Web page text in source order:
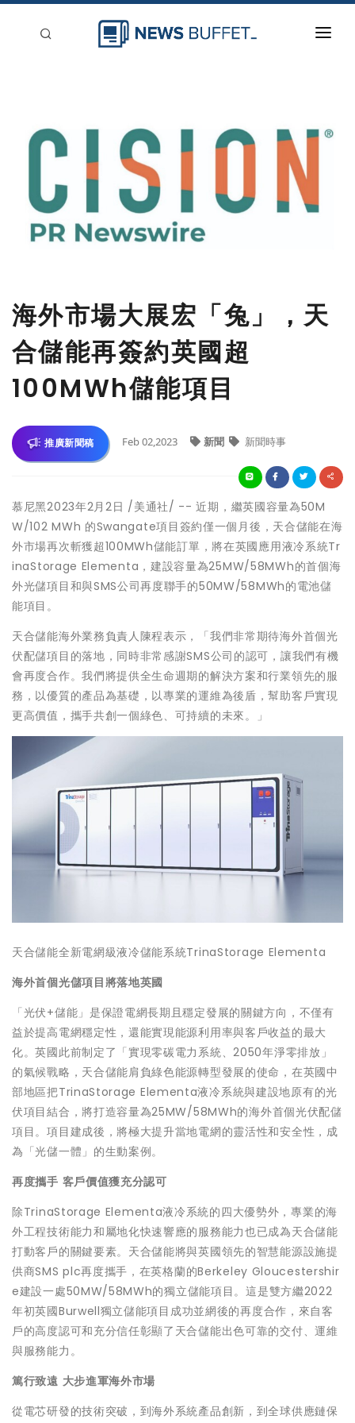
登入
海外市場大展宏「兔」，天
合儲能再簽約英國超
100MWh儲能項目
推廣新聞稿 Feb 02,2023 新聞 新聞時事
慕尼黑2023年2月2日 /美通社/ -- 近期，繼英國容量為50M
W/102 MWh 的Swangate項目簽約僅一個月後，天合儲能在海
外市場再次斬獲超100MWh儲能訂單，將在英國應用液冷系統Tr
inaStorage Elementa，建設容量為25MW/58MWh的首個海
外光儲項目和與SMS公司再度聯手的50MW/58MWh的電池儲
能項目。
天合儲能海外業務負責人陳程表示，「我們非常期待海外首個光
伏配儲項目的落地，同時非常感謝SMS公司的認可，讓我們有機
會再度合作。我們將提供全生命週期的解決方案和行業領先的服
務，以優質的產品為基礎，以專業的運維為後盾，幫助客戶實現
更高價值，攜手共創一個綠色、可持續的未來。」
天合儲能全新電網級液冷儲能系統TrinaStorage Elementa
海外首個光儲項目將落地英國
「光伏+儲能」是保證電網長期且穩定發展的關鍵方向，不僅有
益於提高電網穩定性，還能實現能源利用率與客戶收益的最大
化。英國此前制定了「實現零碳電力系統、2050年淨零排放」
的氣候戰略，天合儲能肩負綠色能源轉型發展的使命，在英國中
部地區把TrinaStorage Elementa液冷系統與建設地原有的光
伏項目結合，將打造容量為25MW/58MWh的海外首個光伏配儲
項目。項目建成後，將極大提升當地電網的靈活性和安全性，成
為「光儲一體」的生動案例。
再度攜手 客戶價值獲充分認可
除TrinaStorage Elementa液冷系統的四大優勢外，專業的海
外工程技術能力和屬地化快速響應的服務能力也已成為天合儲能
打動客戶的關鍵要素。天合儲能將與英國領先的智慧能源設施提
供商SMS plc再度攜手，在英格蘭的Berkeley Gloucestershir
e建設一處50MW/58MWh的獨立儲能項目。這是雙方繼2022
年初英國Burwell獨立儲能項目成功並網後的再度合作，來自客
戶的高度認可和充分信任彰顯了天合儲能出色可靠的交付、運維
與服務能力。
篤行致遠 大步進軍海外市場
從電芯研發的技術突破，到海外系統產品創新，到全球供應鏈保